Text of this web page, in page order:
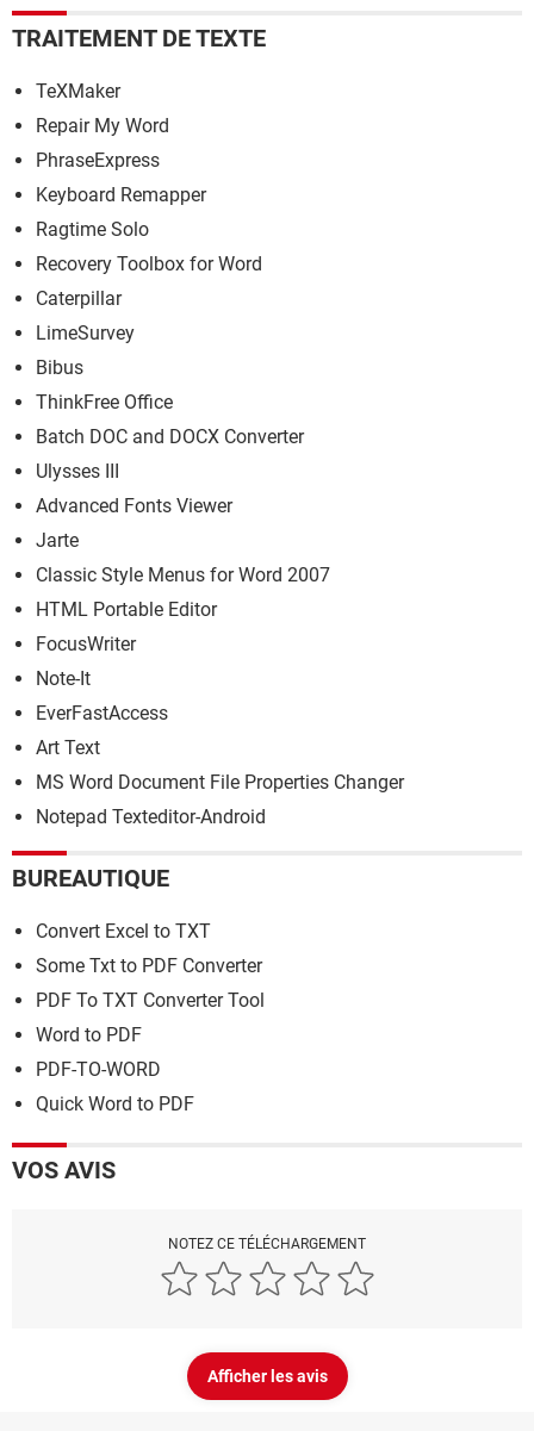
TRAITEMENT DE TEXTE
TeXMaker
Repair My Word
PhraseExpress
Keyboard Remapper
Ragtime Solo
Recovery Toolbox for Word
Caterpillar
LimeSurvey
Bibus
ThinkFree Office
Batch DOC and DOCX Converter
Ulysses III
Advanced Fonts Viewer
Jarte
Classic Style Menus for Word 2007
HTML Portable Editor
FocusWriter
Note-It
EverFastAccess
Art Text
MS Word Document File Properties Changer
Notepad Texteditor-Android
BUREAUTIQUE
Convert Excel to TXT
Some Txt to PDF Converter
PDF To TXT Converter Tool
Word to PDF
PDF-TO-WORD
Quick Word to PDF
VOS AVIS
NOTEZ CE TÉLÉCHARGEMENT
Afficher les avis